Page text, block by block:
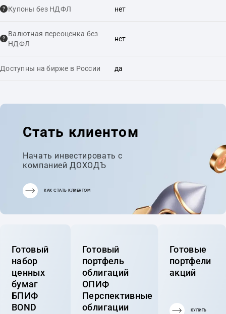
Купоны без НДФЛ нет
Валютная переоценка без
НДФЛ
нет
Доступны на бирже в России да
Стать клиентом
Начать инвестировать с
компанией ДОХОДЪ
КАК СТАТЬ КЛИЕНТОМ
Готовый
набор
ценных
бумаг
БПИФ
BOND
Готовый
портфель
облигаций
ОПИФ
Перспективные
облигации
Готовые
портфели
акций
КУПИТЬ